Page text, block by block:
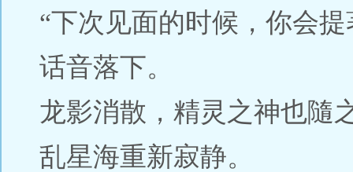
“下次见面的时候，你会
话音落下。
龙影消散，精灵之神也隨
乱星海重新寂静。